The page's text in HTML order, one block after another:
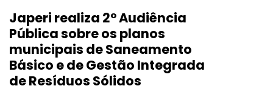
Japeri realiza 2° Audiência
Pública sobre os planos
municipais de Saneamento
Básico e de Gestão Integrada
de Resíduos Sólidos